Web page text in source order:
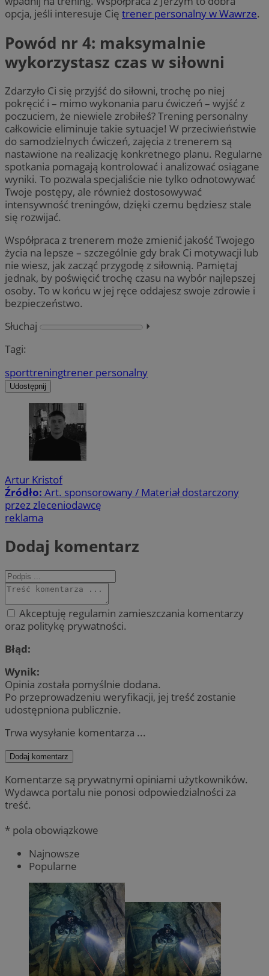
opcja, jeśli interesuje Cię trener personalny w Wawrze.
Powód nr 4: maksymalnie
wykorzystasz czas w siłowni
Zdarzyło Ci się przyjść do siłowni, trochę po niej
pokręcić i – mimo wykonania paru ćwiczeń – wyjść z
poczuciem, że niewiele zrobiłeś? Trening personalny
całkowicie eliminuje takie sytuacje! W przeciwieństwie
do samodzielnych ćwiczeń, zajęcia z trenerem są
nastawione na realizację konkretnego planu. Regularne
spotkania pomagają kontrolować i analizować osiągane
wyniki. To pozwala specjaliście nie tylko odnotowywać
Twoje postępy, ale również dostosowywać
intensywność treningów, dzięki czemu będziesz stale
się rozwijać.
Współpraca z trenerem może zmienić jakość Twojego
życia na lepsze – szczególnie gdy brak Ci motywacji lub
nie wiesz, jak zacząć przygodę z siłownią. Pamiętaj
jednak, by poświęcić trochę czasu na wybór najlepszej
osoby. To w końcu w jej ręce oddajesz swoje zdrowie i
bezpieczeństwo.
Słuchaj
⏵︎
Tagi:
sporttreningtrener personalny
Udostępnij
Artur Kristof
Źródło: Art. sponsorowany / Materiał dostarczony
przez zleceniodawcę
reklama
Dodaj komentarz
Akceptuję regulamin zamieszczania komentarzy
oraz politykę prywatności.
Błąd:
Wynik:
Opinia została pomyślnie dodana.
Po przeprowadzeniu weryfikacji, jej treść zostanie
udostępniona publicznie.
Trwa wysyłanie komentarza ...
Dodaj komentarz
Komentarze są prywatnymi opiniami użytkowników.
Wydawca portalu nie ponosi odpowiedzialności za
treść.
* pola obowiązkowe
Najnowsze
Popularne